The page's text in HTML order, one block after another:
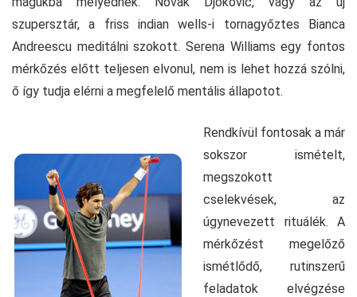
szupersztár, a friss indian wells-i tornagyőztes Bianca
Andreescu meditálni szokott. Serena Williams egy fontos
mérkőzés előtt teljesen elvonul, nem is lehet hozzá szólni,
ő így tudja elérni a megfelelő mentális állapotot.
Rendkívül fontosak a már
sokszor ismételt,
megszokott
cselekvések, az
úgynevezett rituálék. A
mérkőzést megelőző
ismétlődő, rutinszerű
feladatok elvégzése